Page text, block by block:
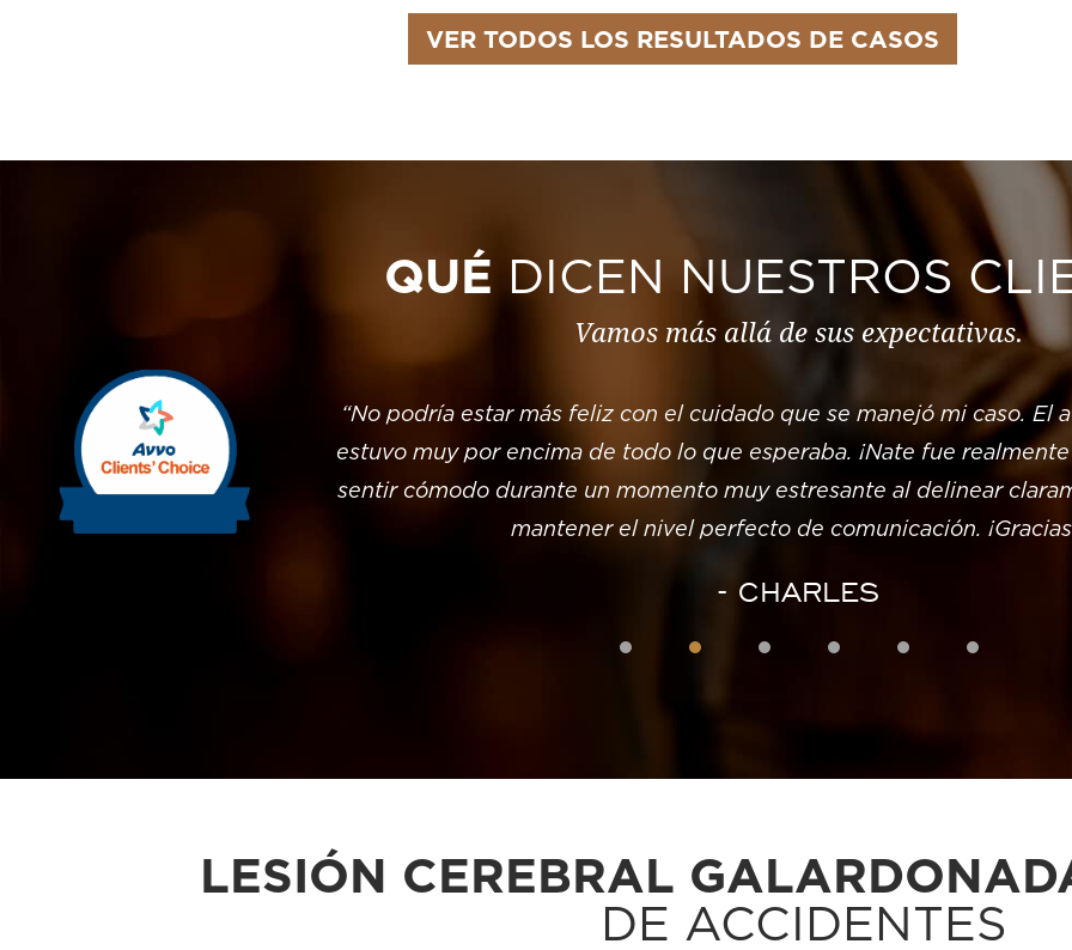
VER TODOS LOS RESULTADOS DE CASOS
QUÉ DICEN NUESTROS
Vamos más allá de sus expectativas.
en el que se vio
hospital la trató por
cervical. El impacto fue
necesario consultar y
“No podría estar más feliz con el cuidado que se manejó mi caso. El
estuvo muy por encima de todo lo que esperaba. ¡Nate fue
sentir cómodo durante un momento muy estresante al delinear
mantener el nivel perfecto de comunicación.
- CHARLES
LESIÓN CEREBRAL
DE ACCIDENTES